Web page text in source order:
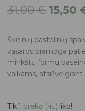
31,00€ 15,50
Švelnių pastelinių
vasaros pramoga
minkštų formų
vaikams,
Tik1 prekė (-ių) liko!